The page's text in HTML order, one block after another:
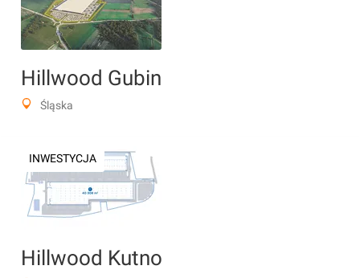
Hillwood Gubin
Śląska
INWESTYCJA
Hillwood Kutno